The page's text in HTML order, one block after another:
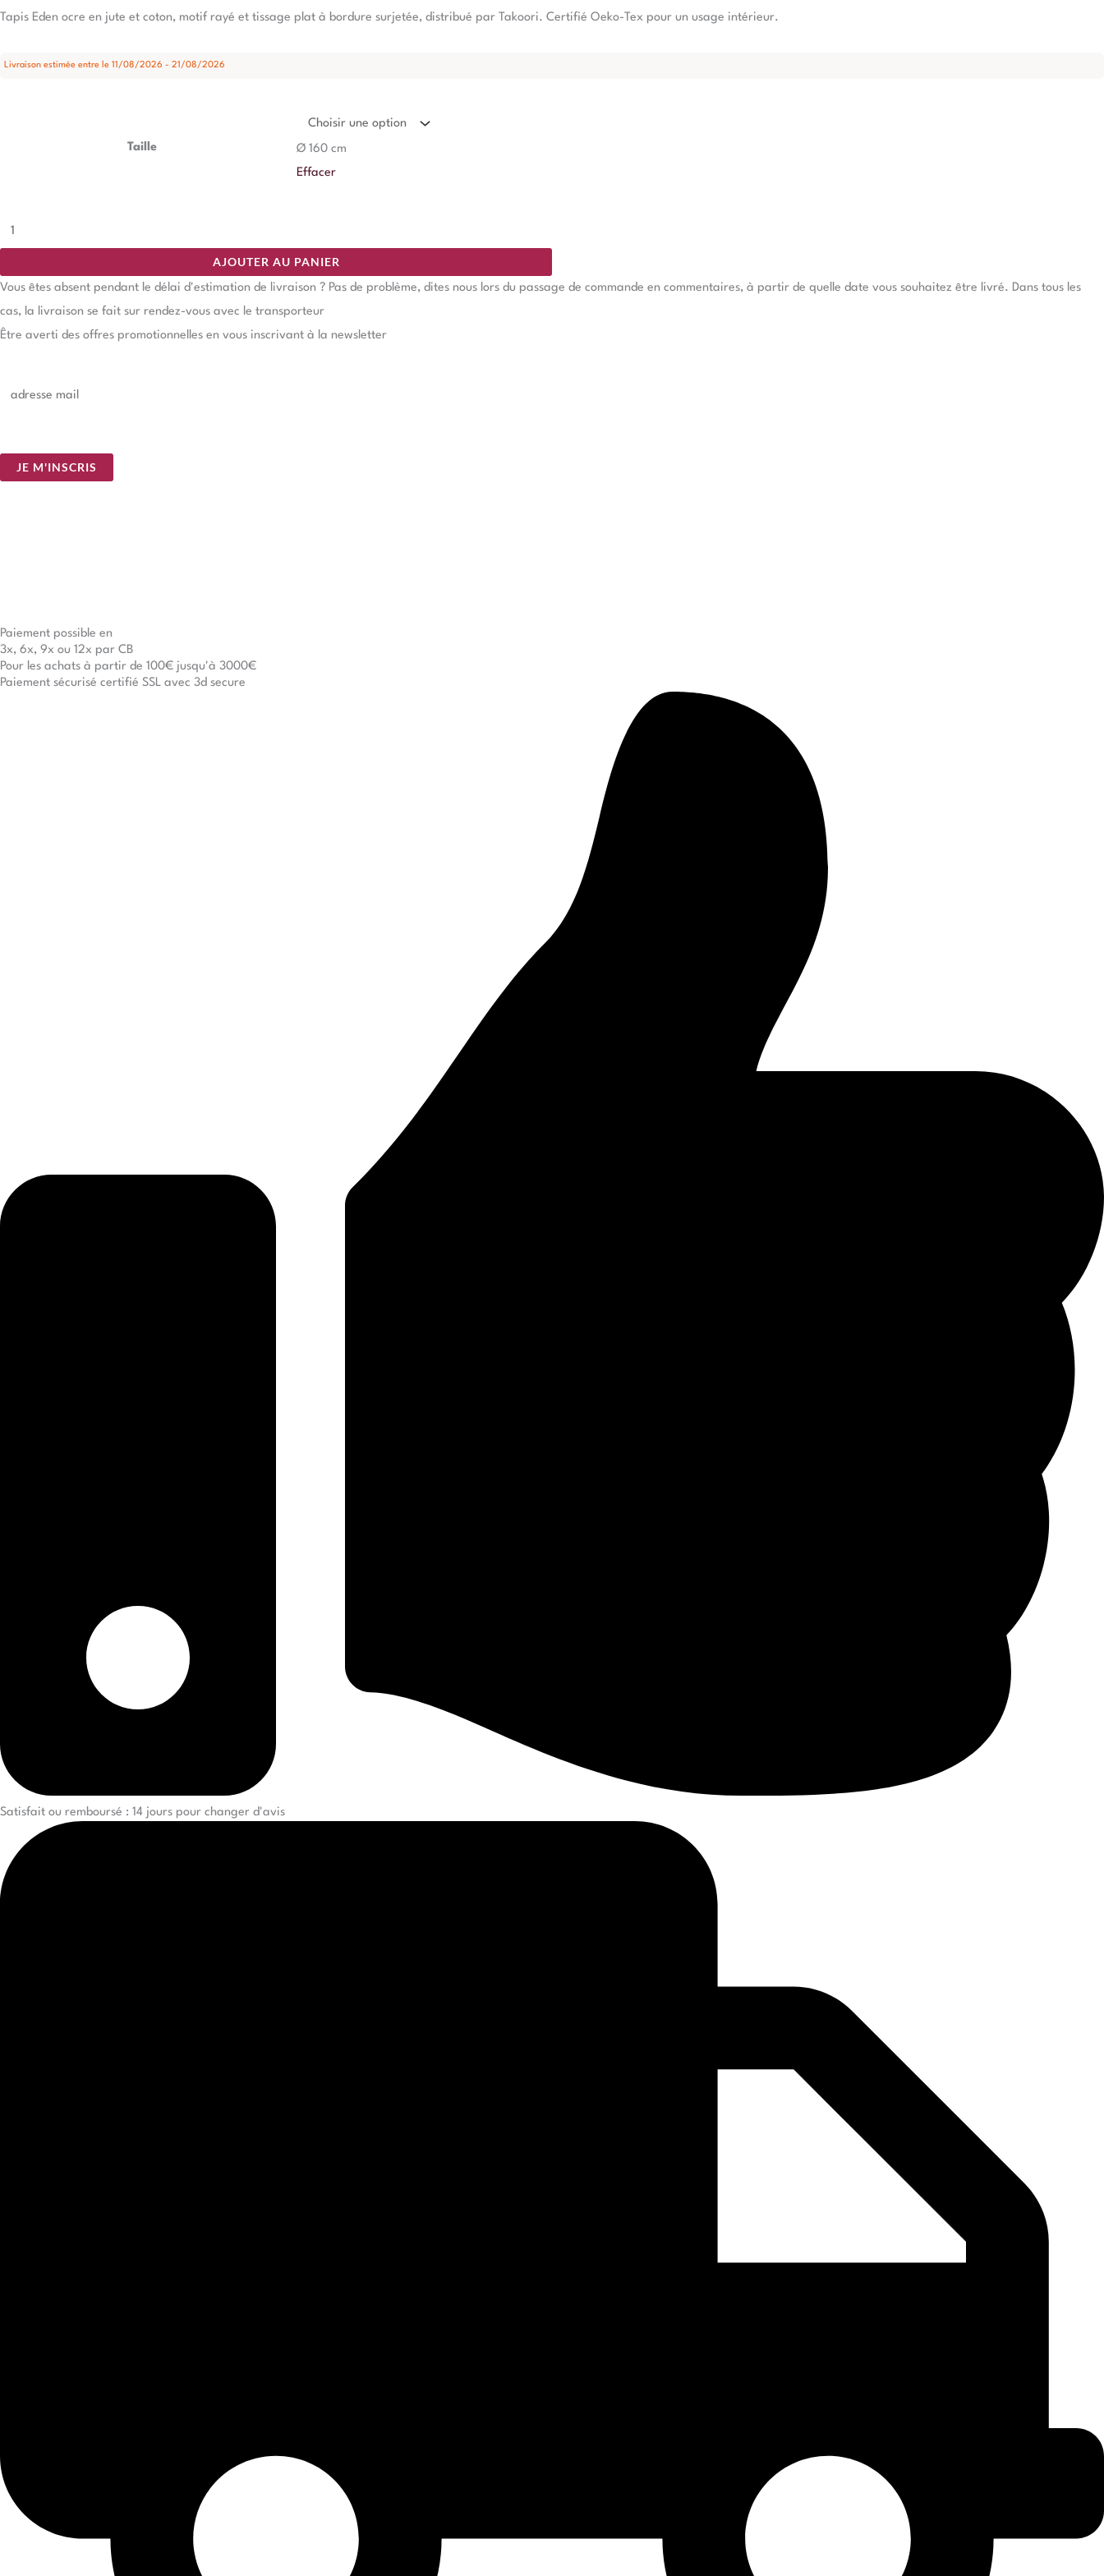
Tapis Eden ocre en jute et coton, motif rayé et tissage plat à bordure surjetée, distribué par Takoori. Certifié Oeko-Tex pour un usage intérieur.
Livraison estimée entre le 11/08/2026 - 21/08/2026
Taille
Ø 160 cm
Effacer
AJOUTER AU PANIER
Vous êtes absent pendant le délai d'estimation de livraison ? Pas de problème, dites nous lors du passage de commande en commentaires, à partir de quelle date vous souhaitez être livré. Dans tous les
cas, la livraison se fait sur rendez-vous avec le transporteur
Être averti des offres promotionnelles en vous inscrivant à la newsletter
l
JE M'INSCRIS
Paiement possible en
3x, 6x, 9x ou 12x par CB
Pour les achats à partir de 100€ jusqu'à 3000€
Paiement sécurisé certifié SSL avec 3d secure
Satisfait ou remboursé : 14 jours pour changer d'avis